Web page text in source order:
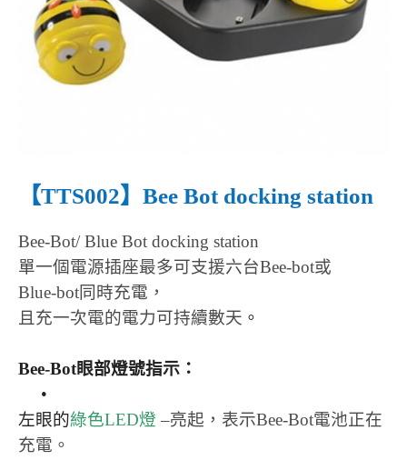
【TTS002】Bee Bot docking station
Bee-Bot/ Blue Bot docking station
單一個電源插座最多可支援六台Bee-bot或
Blue-bot同時充電，
且充一次電的電力可持續數天 。
Bee-Bot眼部燈號指示：
•
左眼的綠色LED燈 –亮起，表示Bee-Bot電池正在
充電。